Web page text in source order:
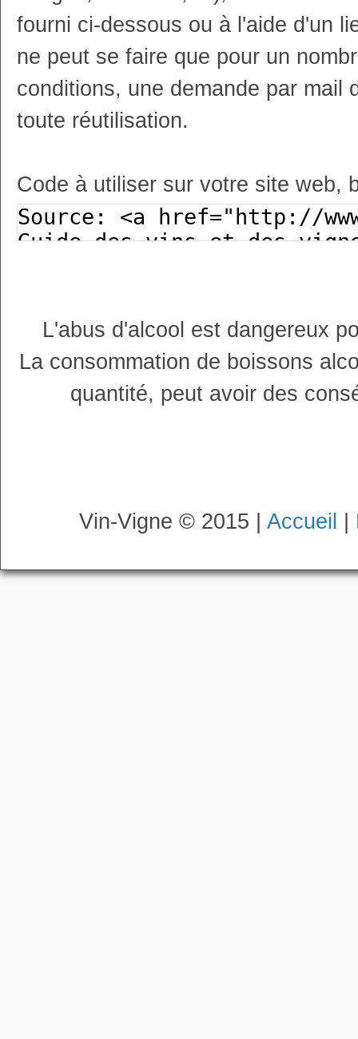
fourni ci-dessous ou à l'aide d'un
ne peut se faire que pour un
conditions, une demande par mail
toute réutilisation.
Code à utiliser sur votre site web,
L'abus d'alcool est dangereux
La consommation de boissons
quantité, peut avoir des
Vin-Vigne © 2015 | Accueil